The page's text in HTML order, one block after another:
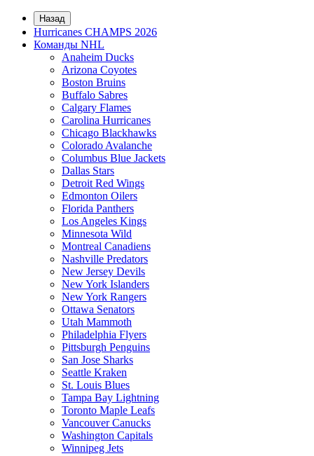
Назад
Hurricanes CHAMPS 2026
Команды NHL
Anaheim Ducks
Arizona Coyotes
Boston Bruins
Buffalo Sabres
Calgary Flames
Carolina Hurricanes
Chicago Blackhawks
Colorado Avalanche
Columbus Blue Jackets
Dallas Stars
Detroit Red Wings
Edmonton Oilers
Florida Panthers
Los Angeles Kings
Minnesota Wild
Montreal Canadiens
Nashville Predators
New Jersey Devils
New York Islanders
New York Rangers
Ottawa Senators
Utah Mammoth
Philadelphia Flyers
Pittsburgh Penguins
San Jose Sharks
Seattle Kraken
St. Louis Blues
Tampa Bay Lightning
Toronto Maple Leafs
Vancouver Canucks
Washington Capitals
Winnipeg Jets